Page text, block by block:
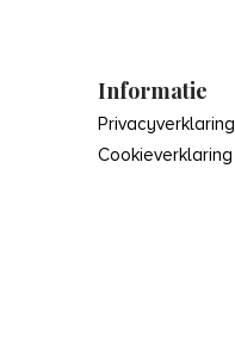
Informatie
Privacyverklaring
Cookieverklaring